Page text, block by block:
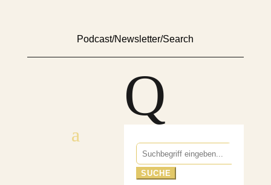
Podcast/Newsletter/Search
Q
Suchen
nach: